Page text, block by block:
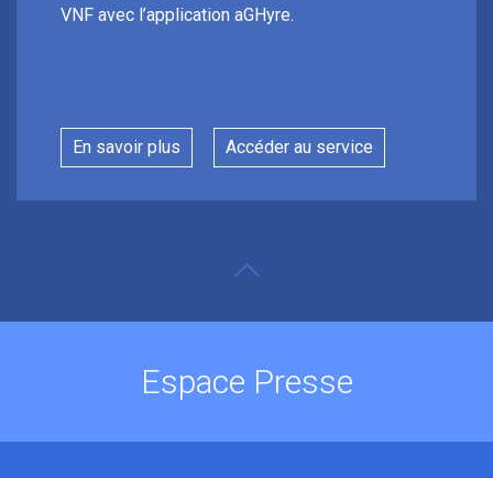
VNF avec l’application aGHyre.
En savoir plus Accéder au service
Espace Presse